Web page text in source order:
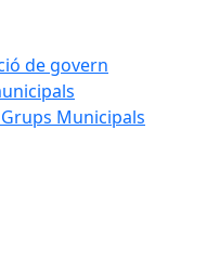
de govern
Municipals